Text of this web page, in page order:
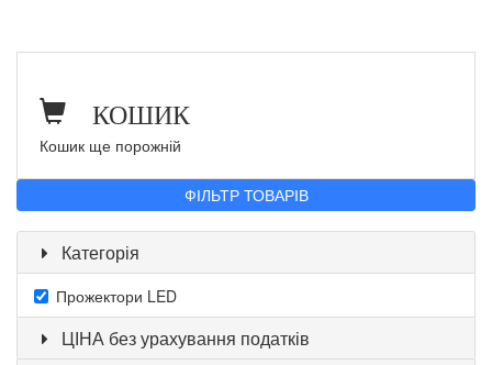
КОШИК
Кошик ще порожній
ФІЛЬТР ТОВАРІВ
Категорія
Прожектори LED
ЦІНА без урахування податків